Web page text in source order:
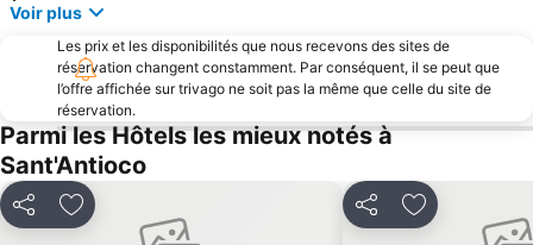
Su Guventeddu
Voir plus
Les prix et les disponibilités que nous recevons des sites de
réservation changent constamment. Par conséquent, il se peut que
l’offre affichée sur trivago ne soit pas la même que celle du site de
réservation.
Parmi les Hôtels les mieux notés à
Sant'Antioco
PartagerAjouter à mes favoris PartagerAjouter à